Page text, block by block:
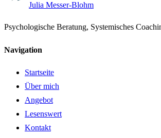
Julia Messer-Blohm
Psychologische Beratung, Systemisches
Navigation
Startseite
Über mich
Angebot
Lesenswert
Kontakt